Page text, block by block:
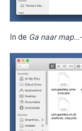
In de Ga naar map...-